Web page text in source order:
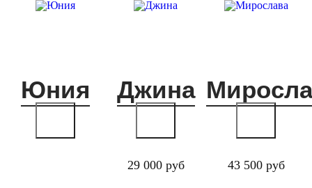
Юния
29 000 руб
Джина
43 500 руб